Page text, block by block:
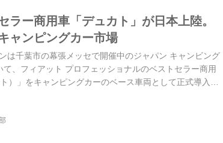
ラー商用車「デュカト」が日本上陸。
ャンピングカー市場
は千葉市の幕張メッセで開催中のジャパン キャンビング
、フィアット プロフェッショナルのベストセラー商⽤
）」をキャンピングカーのベース⾞両として正式導⼊す
ト専⽤の販売ネットワークを構築することを発表した。